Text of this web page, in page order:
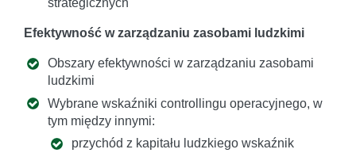
strategicznych
Efektywność w zarządzaniu zasobami ludzkimi
Obszary efektywności w zarządzaniu zasobami
ludzkimi
Wybrane wskaźniki controllingu operacyjnego, w
tym między innymi:
przychód z kapitału ludzkiego wskaźnik